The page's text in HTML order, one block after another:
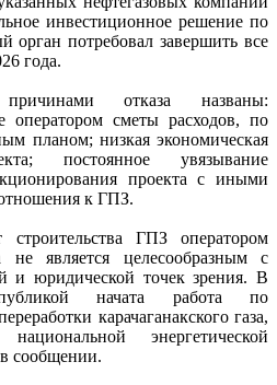
инвестиционное решение по
потребовал завершить все
года.
отказа названы:
оператором сметы расходов, по
планом; низкая экономическая
постоянное увязывание
проекта с иными
к ГПЗ.
ГПЗ оператором
не является целесообразным с
и юридической точек зрения. В
начата работа по
карачаганакского газа,
энергетической
сообщении.